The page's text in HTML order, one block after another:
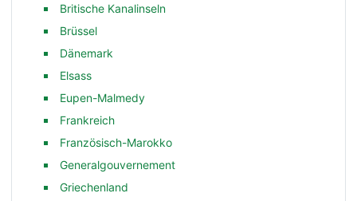
Britische Kanalinseln
Brüssel
Dänemark
Elsass
Eupen-Malmedy
Frankreich
Französisch-Marokko
Generalgouvernement
Griechenland